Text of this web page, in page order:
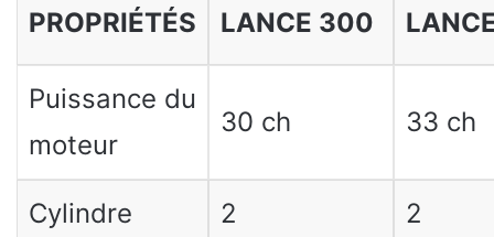
PROPRIÉTÉS LANCE 300
Puissance du
moteur
30 ch 33 ch
Cylindre 2 2